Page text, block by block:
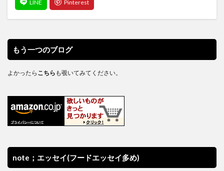
もう一つのブログ
よかったら こちら も覗いてみてください。
note；エッセイ(フードエッセイ多め)